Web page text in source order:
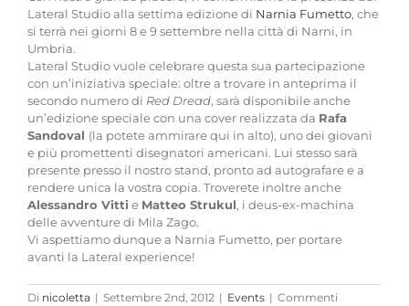
Lateral Studio alla settima edizione di Narnia Fumetto, che
si terrà nei giorni 8 e 9 settembre nella città di Narni, in
Umbria.
Lateral Studio vuole celebrare questa sua partecipazione
con un’iniziativa speciale: oltre a trovare in anteprima il
secondo numero di Red Dread, sarà disponibile anche
un’edizione speciale con una cover realizzata da Rafa
Sandoval (la potete ammirare qui in alto), uno dei giovani
e più promettenti disegnatori americani. Lui stesso sarà
presente presso il nostro stand, pronto ad autografare e a
rendere unica la vostra copia. Troverete inoltre anche
Alessandro Vitti e Matteo Strukul, i deus-ex-machina
delle avventure di Mila Zago.
Vi aspettiamo dunque a Narnia Fumetto, per portare
avanti la Lateral experience!
Di nicoletta | Settembre 2nd, 2012 | Events | Commenti